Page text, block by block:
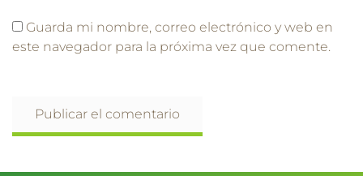
Guarda mi nombre, correo electrónico y web en
este navegador para la próxima vez que comente.